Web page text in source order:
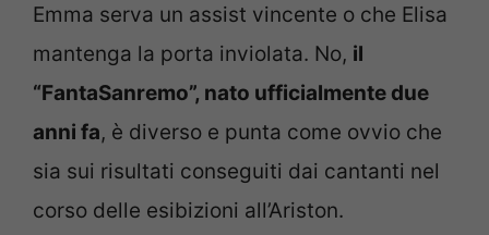
Emma serva un assist vincente o che Elisa
mantenga la porta inviolata. No, il
“FantaSanremo”, nato ufficialmente due
anni fa, è diverso e punta come ovvio che
sia sui risultati conseguiti dai cantanti nel
corso delle esibizioni all’Ariston.